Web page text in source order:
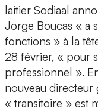
laitier Sodiaal
Jorge Boucas « a
fonctions » à la
28 février, « pour
professionnel ».
nouveau directeur
« transitoire » est